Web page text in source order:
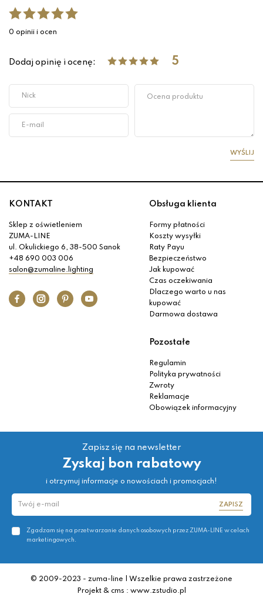
0 opinii i ocen
Dodaj opinię i ocenę: 5
WYŚLIJ
KONTAKT
Sklep z oświetleniem
ZUMA-LINE
ul. Okulickiego 6, 38-500 Sanok
+48 690 003 006
salon@zumaline.lighting
Obsługa klienta
Formy płatności
Koszty wysyłki
Raty Payu
Bezpieczeństwo
Jak kupować
Czas oczekiwania
Dlaczego warto u nas
kupować
Darmowa dostawa
Pozostałe
Regulamin
Polityka prywatności
Zwroty
Reklamacje
Obowiązek informacyjny
Zapisz się na newsletter
Zyskaj bon rabatowy
i otrzymuj informacje o nowościach i promocjach!
ZAPISZ
Zgadzam się na przetwarzanie danych osobowych przez ZUMA-LINE w celach
marketingowych.
© 2009-2023 - zuma-line | Wszelkie prawa zastrzeżone
Projekt & cms : www.zstudio.pl